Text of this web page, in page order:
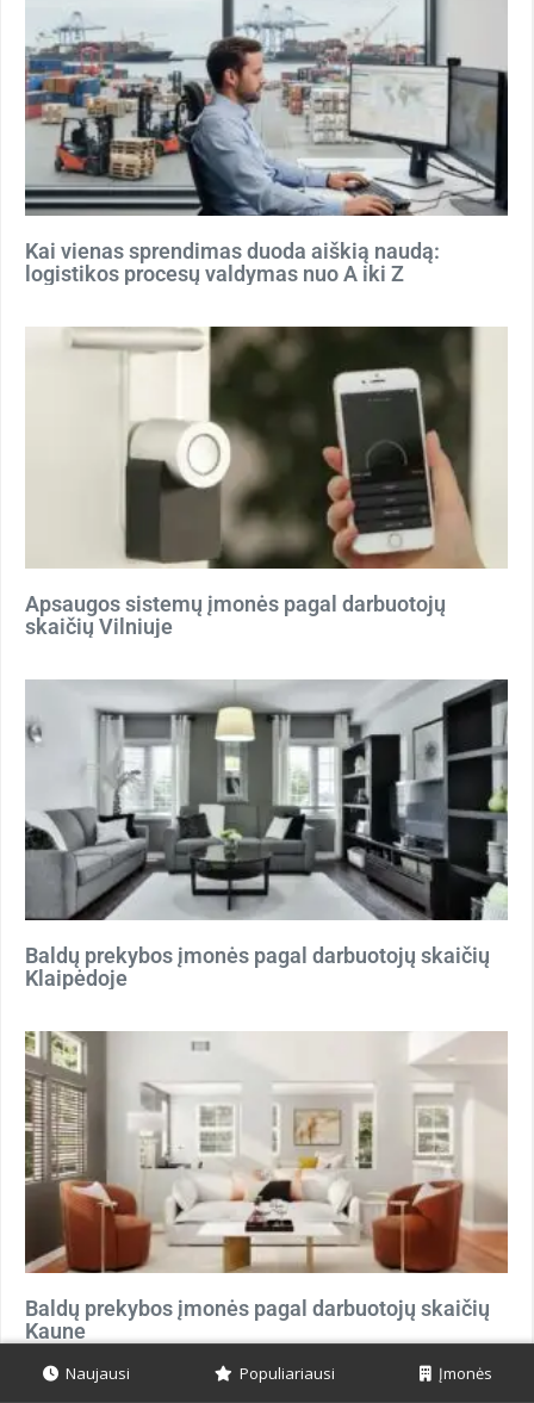
Kai vienas sprendimas duoda aiškią naudą:
logistikos procesų valdymas nuo A iki Z
Apsaugos sistemų įmonės pagal darbuotojų
skaičių Vilniuje
Baldų prekybos įmonės pagal darbuotojų skaičių
Klaipėdoje
Baldų prekybos įmonės pagal darbuotojų skaičių
Kaune
Naujausi Populiariausi Įmonės